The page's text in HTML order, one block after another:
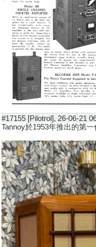
#17155 [Pilotrol], 26-06-21
Tannoy於1953年推出的第